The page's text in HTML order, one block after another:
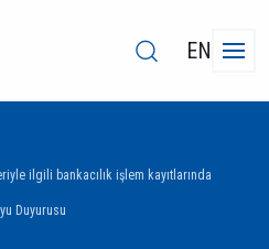
EN
ilgili bankacılık işlem kayıtlarında
Duyurusu